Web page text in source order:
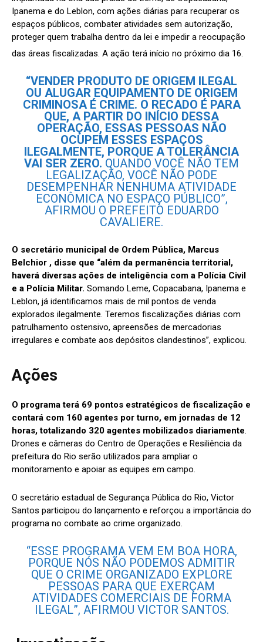
Ipanema e do Leblon, com ações diárias para recuperar os
espaços públicos, combater atividades sem autorização,
proteger quem trabalha dentro da lei e impedir a reocupação
das áreas fiscalizadas. A ação terá início no próximo dia 16.
“VENDER PRODUTO DE ORIGEM ILEGAL
OU ALUGAR EQUIPAMENTO DE ORIGEM
CRIMINOSA É CRIME. O RECADO É PARA
QUE, A PARTIR DO INÍCIO DESSA
OPERAÇÃO, ESSAS PESSOAS NÃO
OCUPEM ESSES ESPAÇOS
ILEGALMENTE, PORQUE A TOLERÂNCIA
VAI SER ZERO. QUANDO VOCÊ NÃO TEM
LEGALIZAÇÃO, VOCÊ NÃO PODE
DESEMPENHAR NENHUMA ATIVIDADE
ECONÔMICA NO ESPAÇO PÚBLICO”,
AFIRMOU O PREFEITO EDUARDO
CAVALIERE.
O secretário municipal de Ordem Pública, Marcus
Belchior , disse que “além da permanência territorial,
haverá diversas ações de inteligência com a Polícia Civil
e a Polícia Militar. Somando Leme, Copacabana, Ipanema e
Leblon, já identificamos mais de mil pontos de venda
explorados ilegalmente. Teremos fiscalizações diárias com
patrulhamento ostensivo, apreensões de mercadorias
irregulares e combate aos depósitos clandestinos”, explicou.
Ações
O programa terá 69 pontos estratégicos de fiscalização e
contará com 160 agentes por turno, em jornadas de 12
horas, totalizando 320 agentes mobilizados diariamente
Drones e câmeras do Centro de Operações e Resiliência da
prefeitura do Rio serão utilizados para ampliar o
monitoramento e apoiar as equipes em campo.
O secretário estadual de Segurança Pública do Rio, Victor
Santos participou do lançamento e reforçou a importância do
programa no combate ao crime organizado.
“ESSE PROGRAMA VEM EM BOA HORA,
PORQUE NÓS NÃO PODEMOS ADMITIR
QUE O CRIME ORGANIZADO EXPLORE
PESSOAS PARA QUE EXERÇAM
ATIVIDADES COMERCIAIS DE FORMA
ILEGAL”, AFIRMOU VICTOR SANTOS.